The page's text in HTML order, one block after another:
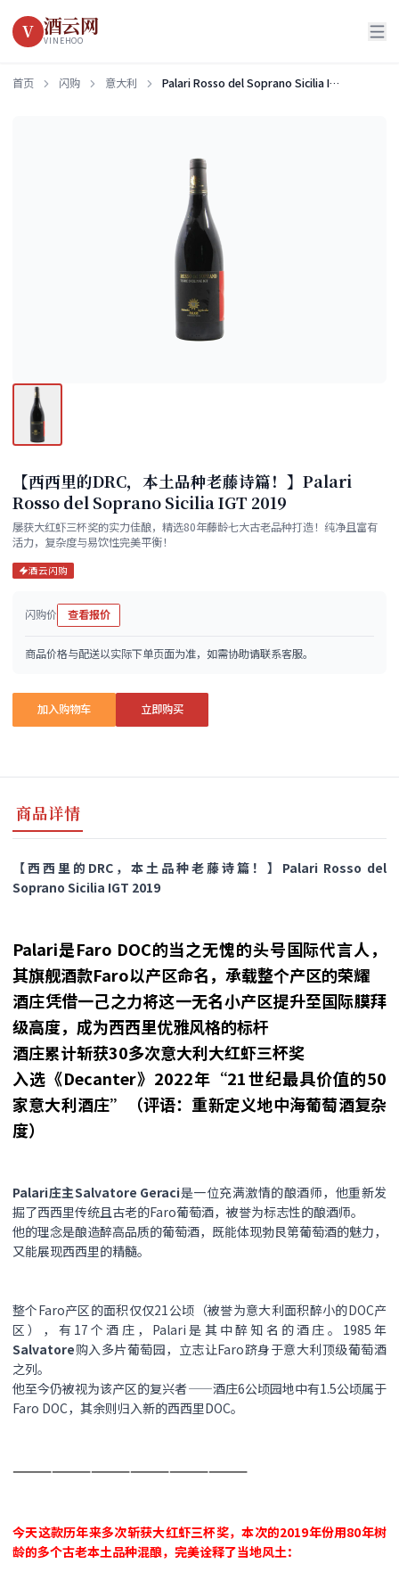
V 酒云网
VINEHOO
首页 闪购 意大利 Palari Rosso del Soprano Sicilia IGT 2019
【西西里的DRC，本土品种老藤诗篇！】Palari
Rosso del Soprano Sicilia IGT 2019
屡获大红虾三杯奖的实力佳酿，精选80年藤龄七大古老品种打造！纯净且富有
活力，复杂度与易饮性完美平衡！
酒云闪购
闪购价 查看报价
商品价格与配送以实际下单页面为准，如需协助请联系客服。
加入购物车 立即购买
商品详情
【西西里的DRC，本土品种老藤诗篇！】Palari Rosso del
Soprano Sicilia IGT 2019
Palari是Faro DOC的当之无愧的头号国际代言人，
其旗舰酒款Faro以产区命名，承载整个产区的荣耀
酒庄凭借一己之力将这一无名小产区提升至国际膜拜
级高度，成为西西里优雅风格的标杆
酒庄累计斩获30多次意大利大红虾三杯奖
入选《Decanter》​2022年​“21世纪最具价值的50
家意大利酒庄”（评语：重新定义地中海葡萄酒复杂
度）
Palari庄主Salvatore Geraci是一位充满激情的酿酒师，他重新发
掘了西西里传统且古老的Faro葡萄酒，被誉为标志性的酿酒师。
他的理念是酿造醉高品质的葡萄酒，既能体现勃艮第葡萄酒的魅力，
又能展现西西里的精髓。
整个Faro产区的面积仅仅21公顷（被誉为意大利面积醉小的DOC产
区），有17个酒庄，Palari是其中醉知名的酒庄。1985年
Salvatore购入多片葡萄园，立志让Faro跻身于意大利顶级葡萄酒
之列。
他至今仍被视为该产区的复兴者——酒庄6公顷园地中有1.5公顷属于
Faro DOC，其余则归入新的西西里DOC。
——————————————————
今天这款历年来多次斩获大红虾三杯奖，本次的2019年份用80年树
龄的多个古老本土品种混酿，完美诠释了当地风土：